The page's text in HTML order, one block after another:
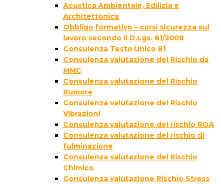
Acustica Ambientale, Edilizia e
Architettonica
Obbligo formativo – corsi sicurezza sul
lavoro secondo il D.Lgs. 81/2008
Consulenza Testo Unico 81
Consulenza valutazione del Rischio da
MMC
Consulenza valutazione del Rischio
Rumore
Consulenza valutazione del Rischio
Vibrazioni
Consulenza valutazione del rischio ROA
Consulenza valutazione del rischio di
fulminazione
Consulenza valutazione del Rischio
Chimico
Consulenza valutazione Rischio Stress